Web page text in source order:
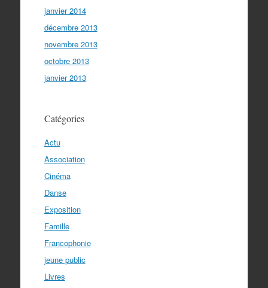
janvier 2014
décembre 2013
novembre 2013
octobre 2013
janvier 2013
Catégories
Actu
Association
Cinéma
Danse
Exposition
Famille
Francophonie
jeune public
Livres